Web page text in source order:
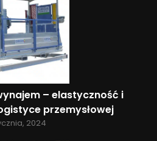
– elastyczność i
przemysłowej
2024